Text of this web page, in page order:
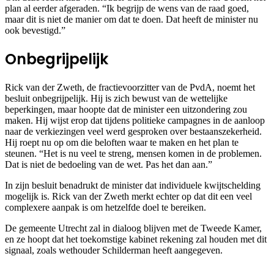
plan al eerder afgeraden. “Ik begrijp de wens van de raad goed,
maar dit is niet de manier om dat te doen. Dat heeft de minister nu
ook bevestigd.”
Onbegrijpelijk
Rick van der Zweth, de fractievoorzitter van de PvdA, noemt het
besluit onbegrijpelijk. Hij is zich bewust van de wettelijke
beperkingen, maar hoopte dat de minister een uitzondering zou
maken. Hij wijst erop dat tijdens politieke campagnes in de aanloop
naar de verkiezingen veel werd gesproken over bestaanszekerheid.
Hij roept nu op om die beloften waar te maken en het plan te
steunen. “Het is nu veel te streng, mensen komen in de problemen.
Dat is niet de bedoeling van de wet. Pas het dan aan.”
In zijn besluit benadrukt de minister dat individuele kwijtschelding
mogelijk is. Rick van der Zweth merkt echter op dat dit een veel
complexere aanpak is om hetzelfde doel te bereiken.
De gemeente Utrecht zal in dialoog blijven met de Tweede Kamer,
en ze hoopt dat het toekomstige kabinet rekening zal houden met dit
signaal, zoals wethouder Schilderman heeft aangegeven.